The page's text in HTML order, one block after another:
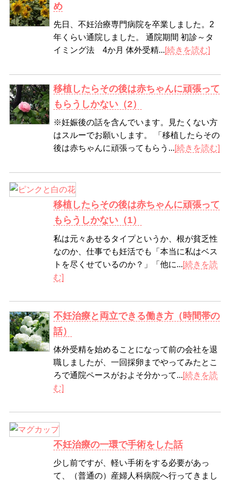
め
先日、不妊治療専門病院を卒業しました。2
年くらい通院しました。 通院期間 初診～タ
イミング法 4か月 体外受精...[続きを読む]
移植したらその後は赤ちゃんに頑張って
もらうしかない（2）
※妊娠後の話を含んでいます。見たくない方
はスルーでお願いします。 「移植したらその
後は赤ちゃんに頑張ってもらう...[続きを読む]
移植したらその後は赤ちゃんに頑張って
もらうしかない（1）
私は元々あせるタイプというか、根が貧乏性
なのか、仕事でも妊活でも「本当に私はベス
トを尽くせているのか？」「他に...[続きを読
む]
不妊治療と両立できる働き方（時間帯の
話）
体外受精を始めることになって前の会社を退
職しましたが、一回採卵までやってみたとこ
ろで通院ペースがおよそ分かって...[続きを読
む]
不妊治療の一環で手術をした話
少し前ですが、軽い手術をする必要があっ
て、（普通の）産婦人科病院へ行ってきまし